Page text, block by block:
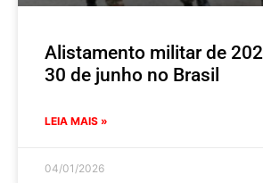
Alistamento militar de
30 de junho no Brasil
LEIA MAIS »
04/01/2026